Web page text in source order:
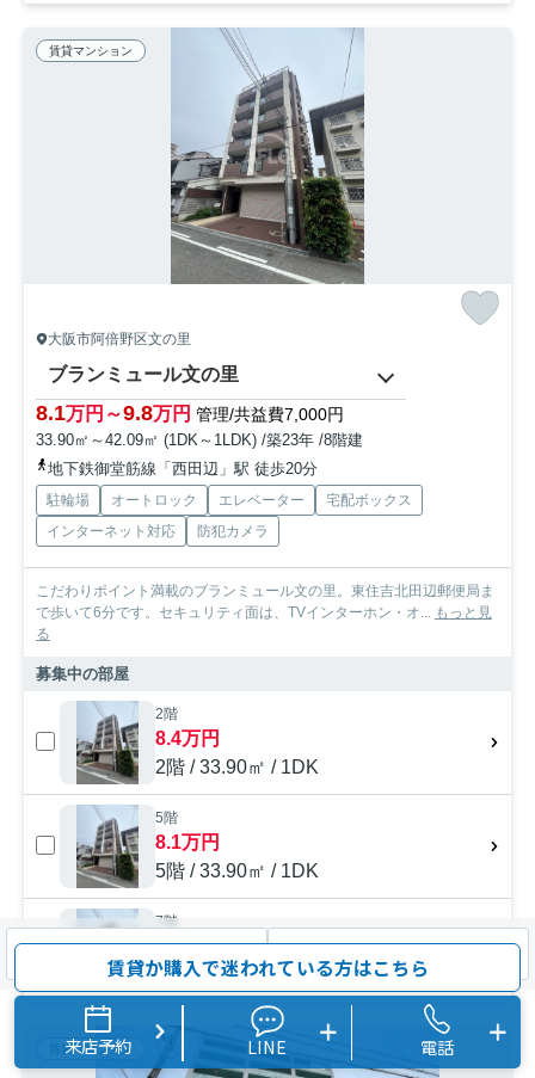
賃貸マンション
大阪市阿倍野区文の里
ブランミュール文の里
8.1万円～9.8万円 管理/共益費7,000円
33.90㎡～42.09㎡ (1DK～1LDK) /築23年 /8階建
地下鉄御堂筋線「西田辺」駅 徒歩20分
駐輪場 オートロック エレベーター
宅配ボックス
インターネット対応
防犯カメラ
こだわりポイント満載のブランミュール文の里。東住吉北田辺郵便局ま
で歩いて6分です。セキュリティ面は、TVインターホン・オ... もっと見
る
募集中の部屋
2階
8.4万円
2階 / 33.90㎡ / 1DK
5階
8.1万円
5階 / 33.90㎡ / 1DK
7階
9.8万円
7階 / 42.09㎡ / 1LDK
賃貸マンション
検索条件を変更 まとめてお問い合わせ
賃貸か購入で迷われている方はこちら
来店予約 LINE 電話